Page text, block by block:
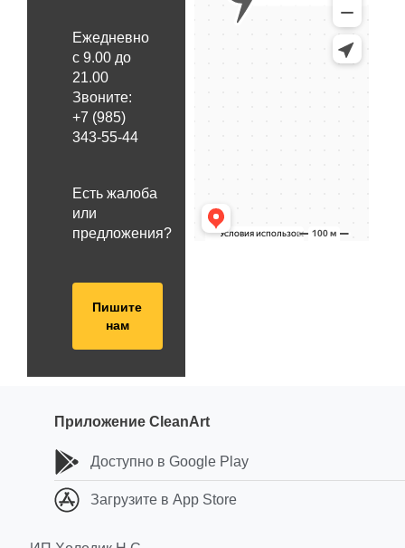
Ежедневно
с 9.00 до
21.00
Звоните:
+7 (985)
343-55-44
Есть жалоба
или
предложения?
Пишите
нам
Приложение CleanArt
Доступно в Google Play
Загрузите в App Store